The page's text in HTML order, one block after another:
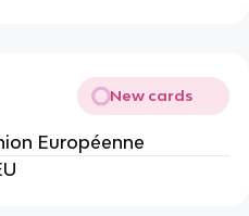
New cards
Européenne